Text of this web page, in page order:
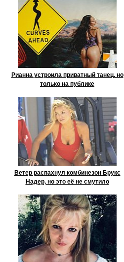
Рианна устроила приватный танец, но
только на публике
Ветер распахнул комбинезон Брукс
Надер, но это её не смутило